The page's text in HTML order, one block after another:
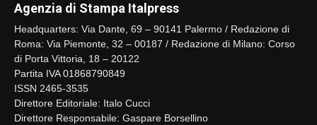
Agenzia di Stampa Italpress
Headquarters: Via Dante, 69 – 90141 Palermo / Redazione di
Roma: Via Piemonte, 32 – 00187 / Redazione di Milano: Corso
di Porta Vittoria, 18 – 20122
Partita IVA 01868790849
ISSN 2465-3535
Direttore Editoriale: Italo Cucci
Direttore Responsabile: Gaspare Borsellino